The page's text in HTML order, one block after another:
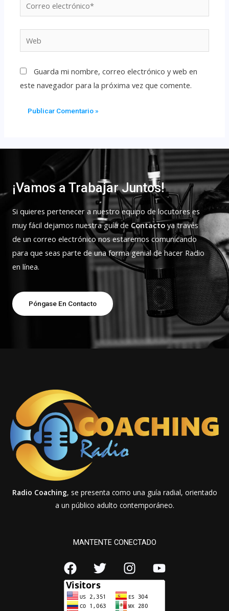
Guarda mi nombre, correo electrónico y web en
este navegador para la próxima vez que comente.
¡Vamos a Trabajar Juntos!
Si quieres pertenecer a nuestro equipo de locutores es
muy fácil dejamos nuestra guía de Contacto ya través
de un correo electrónico nos estaremos comunicando
para que seas parte de una forma genial de hacer Radio
en línea.
Póngase En Contacto
Radio Coaching, se presenta como una guía radial, orientado
a un público adulto contemporáneo.
MANTENTE CONECTADO